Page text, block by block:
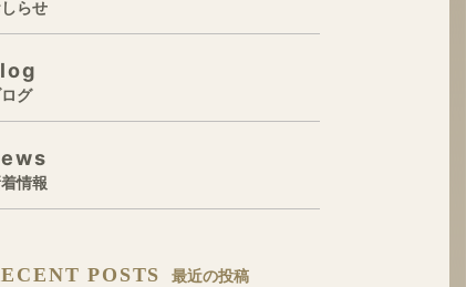
らせ
グ
情報
POSTS 最近の投稿